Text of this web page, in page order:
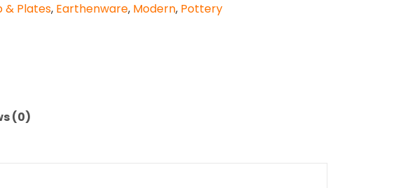
& Plates, Earthenware, Modern, Pottery
(0)